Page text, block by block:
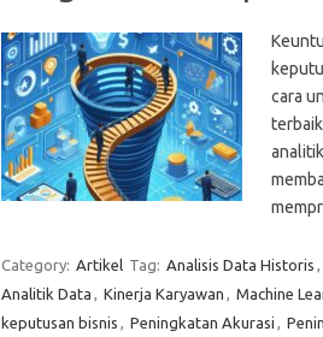
cara
Category: Artikel Tag: Analisis Data Historis ,
Analitik Data , Kinerja Karyawan , Machine
keputusan bisnis , Peningkatan Akurasi ,